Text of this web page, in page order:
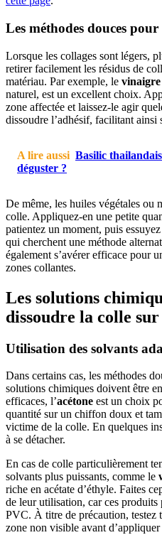
Les méthodes douces
Lorsque les collages sont légers,
retirer facilement les résidus de
matériau. Par exemple, le
naturel, est un excellent choix.
zone affectée et laissez-le agir
dissoudre l’adhésif, facilitant
A lire aussi Basilic
déguster ?
De même, les huiles végétales ou
colle. Appliquez-en une petite
patientez un moment, puis
qui cherchent une méthode
également s’avérer efficace pour
zones collantes.
Les solutions
dissoudre la colle
Utilisation des solvants
Dans certains cas, les méthodes
solutions chimiques doivent être
efficaces, l’acétone est un choix
quantité sur un chiffon doux et
victime de la colle. En quelques
à se détacher.
En cas de colle particulièrement
solvants plus puissants, comme le
riche en acétate d’éthyle. Faites
de leur utilisation, car ces produits
PVC. À titre de précaution, testez
zone non visible avant